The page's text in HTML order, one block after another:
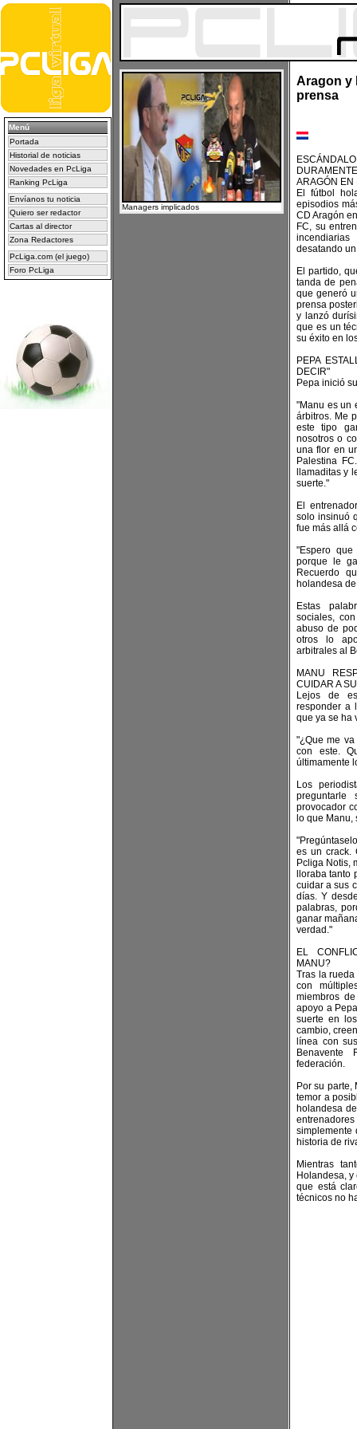
Menú
Portada
Historial de noticias
Novedades en PcLiga
Ranking PcLiga
Envíanos tu noticia
Quiero ser redactor
Cartas al director
Zona Redactores
PcLiga.com (el juego)
Foro PcLiga
Managers implicados
Aragon y
prensa
ARAGÓN EN
El fútbol
episodios
CD Aragón
FC, su
desatando
El partido,
tanda de
que generó
prensa
y lanzó
que es un
su éxito en
PEPA
DECIR"
Pepa inició
"Manu es un
árbitros. Me
este tipo
nosotros o
una flor en
Palestina
llamaditas y
suerte."
El
solo insinuó
fue más allá
"Espero
porque le
Recuerdo
holandesa
Estas
sociales,
abuso de
otros lo
arbitrales al
MANU
CUIDAR A
Lejos de
responder a
que ya se ha
"¿Que me
con este.
últimamente
Los
provocador
lo que Manu,
es un crack.
Pcliga Notis,
lloraba
cuidar a sus
días. Y
palabras,
ganar
verdad."
EL
MANU?
Tras la
con
miembros
apoyo a
suerte en
cambio,
línea con
Benavente
federación.
Por su parte,
temor a
holandesa
simplemente
historia de
Mientras
Holandesa,
que está
técnicos no